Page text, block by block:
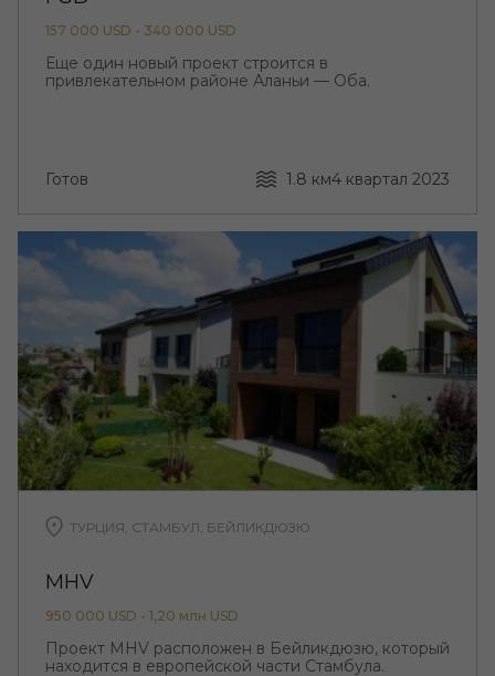
157 000 USD - 340 000 USD
Еще один новый проект строится в
привлекательном районе Аланьи — Оба.
Готов 1.8 км4 квартал 2023
ТУРЦИЯ, СТАМБУЛ, БЕЙЛИКДЮЗЮ
MHV
950 000 USD - 1,20 млн USD
Проект MHV расположен в Бейликдюзю, который
находится в европейской части Стамбула.